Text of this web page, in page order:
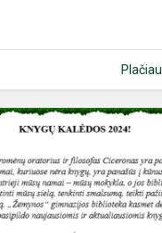
Plačiau